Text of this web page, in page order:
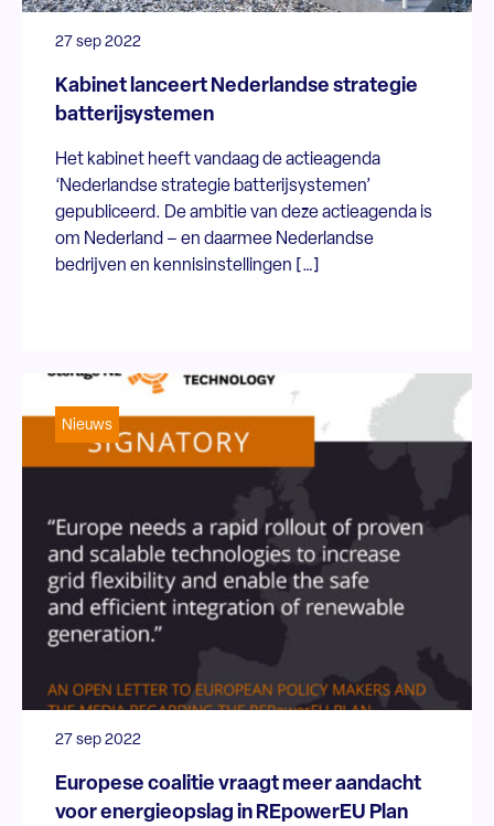
27 sep 2022
Kabinet lanceert Nederlandse strategie
batterijsystemen
Het kabinet heeft vandaag de actieagenda
‘Nederlandse strategie batterijsystemen’
gepubliceerd. De ambitie van deze actieagenda is
om Nederland – en daarmee Nederlandse
bedrijven en kennisinstellingen […]
Nieuws
27 sep 2022
Europese coalitie vraagt meer aandacht
voor energieopslag in REpowerEU Plan